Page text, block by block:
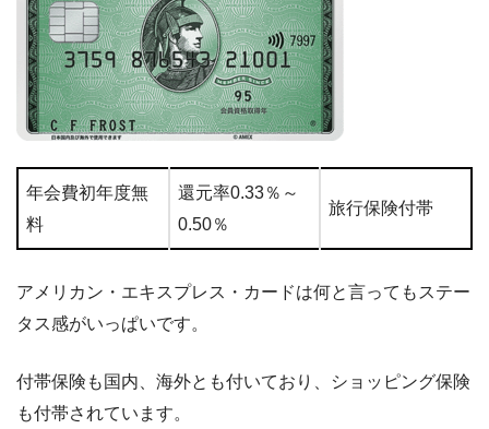
年会費初年度無
料
還元率0.33％～
0.50％
旅行保険付帯
アメリカン・エキスプレス・カードは何と言ってもステー
タス感がいっぱいです。
付帯保険も国内、海外とも付いており、ショッピング保険
も付帯されています。